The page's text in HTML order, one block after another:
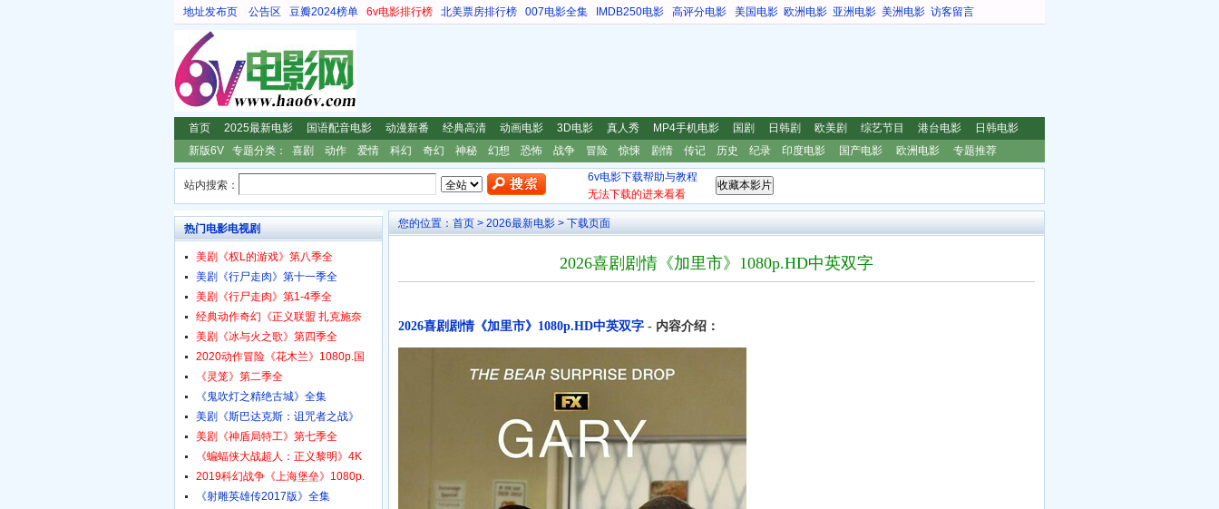
地址发布页 公告区 豆瓣2024榜单 6v电影排行榜 北美票房排行榜 007电影全集 IMDB250电影 高评分电影 美国电影 欧洲电影 亚洲电影 美洲电影 访客留言
首页 2025最新电影 国语配音电影 动漫新番 经典高清 动画电影 3D电影 真人秀 MP4手机电影 国剧 日韩剧 欧美剧 综艺节目 港台电影
日韩电影
新版6V
专题分类： 喜剧 动作 爱情 科幻 奇幻 神秘 幻想 恐怖 战争 冒险 惊悚 剧情 传记 历史 纪录 印度电影 国产电影 欧洲电影 专题推荐
站内搜索：
6v电影下载帮助与教程
无法下载的进来看看
您的位置： 首页 > 2026最新电影 > 下载页面
2026喜剧剧情《加里市》1080p.HD中英双字
2026喜剧剧情《加里市》1080p.HD中英双字 - 内容介绍：
热门电影电视剧
美剧《权L的游戏》第八季全
美剧《行尸走肉》第十一季全
美剧《行尸走肉》第1-4季全
经典动作奇幻《正义联盟 扎克施奈
美剧《冰与火之歌》第四季全
2020动作冒险《花木兰》1080p.国
《灵笼》第二季全
《鬼吹灯之精绝古城》全集
美剧《斯巴达克斯：诅咒者之战》
美剧《神盾局特工》第七季全
《蝙蝠侠大战超人：正义黎明》4K
2019科幻战争《上海堡垒》1080p.
《射雕英雄传2017版》全集